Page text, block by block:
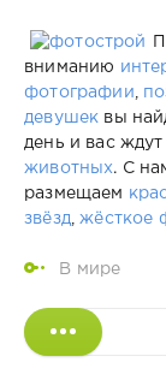
вниманию
фотографии
девушек вы
день и вас ждут
животных. С
размещаем
звёзд ,жёсткое
В мире